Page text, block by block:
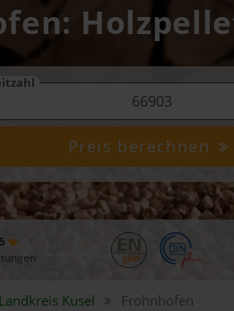
Preis berechnen
Landkreis Kusel Frohnhofen